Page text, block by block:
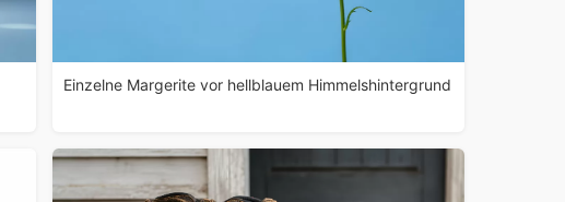
Einzelne Margerite vor hellblauem Himmelshintergrund